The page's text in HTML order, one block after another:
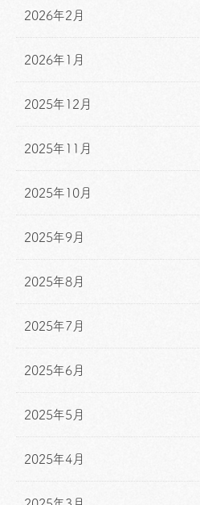
2026年2月
2026年1月
2025年12月
2025年11月
2025年10月
2025年9月
2025年8月
2025年7月
2025年6月
2025年5月
2025年4月